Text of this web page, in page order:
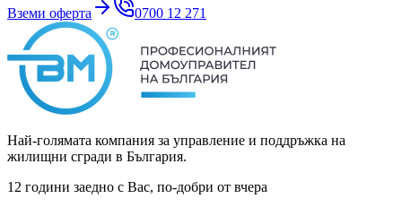
Вземи оферта 0700 12 271
Най-голямата компания за управление и поддръжка на
жилищни сгради в България.
12 години заедно с Вас, по-добри от вчера